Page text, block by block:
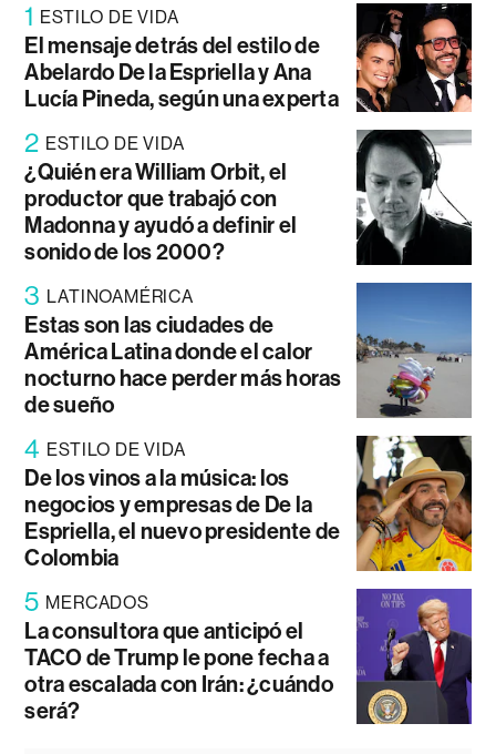
1 ESTILO DE VIDA
El mensaje detrás del estilo de
Abelardo De la Espriella y Ana
Lucía Pineda, según una experta
2 ESTILO DE VIDA
¿Quién era William Orbit, el
productor que trabajó con
Madonna y ayudó a definir el
sonido de los 2000?
3 LATINOAMÉRICA
Estas son las ciudades de
América Latina donde el calor
nocturno hace perder más horas
de sueño
4 ESTILO DE VIDA
De los vinos a la música: los
negocios y empresas de De la
Espriella, el nuevo presidente de
Colombia
5 MERCADOS
La consultora que anticipó el
TACO de Trump le pone fecha a
otra escalada con Irán: ¿cuándo
será?